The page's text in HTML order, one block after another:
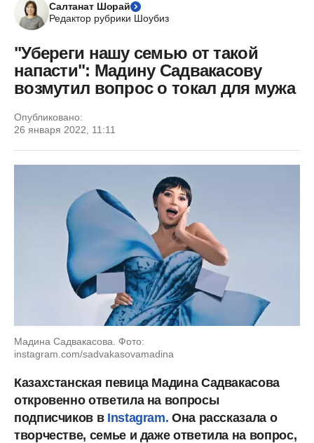
Салтанат Шорай
Редактор рубрики Шоубиз
"Убереги нашу семью от такой
напасти": Мадину Садвакасову
возмутил вопрос о токал для мужа
Опубликовано:
26 января 2022, 11:11
Мадина Садвакасова. Фото:
instagram.com/sadvakasovamadina
Казахстанская певица Мадина Садвакасова
откровенно ответила на вопросы
подписчиков в Instagram. Она рассказала о
творчестве, семье и даже ответила на вопрос,